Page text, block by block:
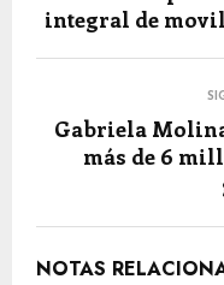
integral de
Gabriela
más de 6
NOTAS